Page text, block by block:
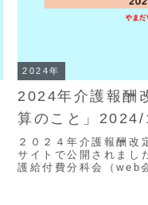
2024年
2024年介護報酬
算のこと」2024/
２０２４年介護報酬改
サイトで公開されま
護給付費分科会（web